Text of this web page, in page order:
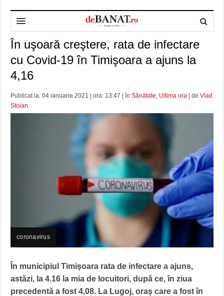
HOME
DESPRE NOI
POLITICA DE CONFIDENȚIALITATE
ADMINISTRAȚIE
SPORT
FOTBAL JUDETEAN
DOSARELE DEBANAT
ETICA LUCIDITĂȚII ASISTATE
JURNAL DE CAMPANIE
GRĂDINA TAICII DOMNULUI
ZIARISTU’ DE TERASĂ
CU OIŞTEA-N KIERKEGAARD
FINANŢĂRI DE LA A LA Z
TIMP LIBER ȘI CULTURĂ
ULTRAMARIN VA RECOMANDA
CRONICĂ DE FILM
UNDE MERGEM
FILME DOCUMENTARE
CLIPURI VIDEO
AFACERI
ACCIDENTE
ANUNŢURI
INFO SI UTILE
CULTURA
În uşoară creştere, rata de infectare
cu Covid-19 în Timişoara a ajuns la
4,16
Publicat la: 04 ianuarie 2021 | ora: 13:47 | în Sănătate, Ultima ora | de Vlad
Stoian
coronavirus
În municipiul Timişoara rata de infectare a ajuns,
astăzi, la 4.16 la mia de locuitori, după ce, în ziua
precedentă a fost 4,08. La Lugoj, oraş care a fost în